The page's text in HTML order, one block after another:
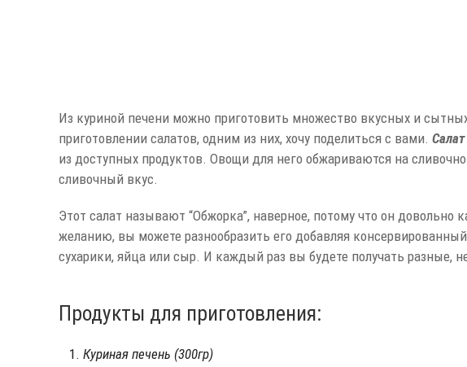
Из куриной печени можно приготовить множество вкусных и
приготовлении салатов, одним из них, хочу поделиться с вами.
из доступных продуктов. Овощи для него обжариваются на
сливочный вкус.
Этот салат называют “Обжорка”, наверное, потому что он
желанию, вы можете разнообразить его добавляя консервированный
сухарики, яйца или сыр. И каждый раз вы будете получать разные,
Продукты для приготовления:
Куриная печень (300гр)